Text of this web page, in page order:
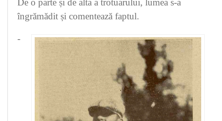
îngrămădit și comentează faptul.
-